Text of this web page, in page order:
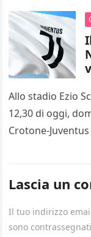
Allo stadio Ezio
12,30 di oggi,
Crotone-
Lascia un
Il tuo indirizzo
sono